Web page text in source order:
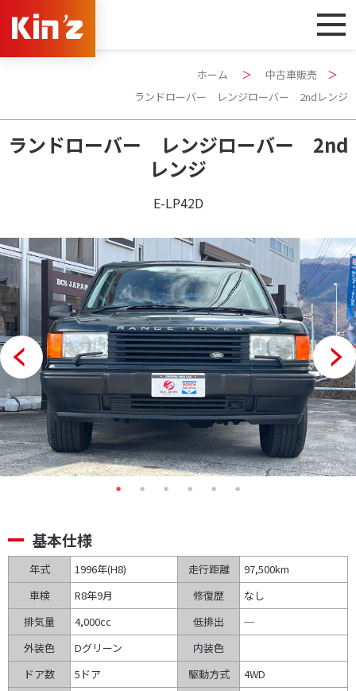
ホーム ＞ 中古車販売
＞
ランドローバー レンジローバー 2ndレンジ
ランドローバー レンジローバー 2nd
レンジ
E-LP42D
基本仕様
年式 1996年(H8) 走行距離
97,500km
車検
R8年9月 修復歴
なし
排気量
4,000cc 低排出
─
外装色
Dグリーン
内装色
ドア数
5ドア 駆動方式
4WD